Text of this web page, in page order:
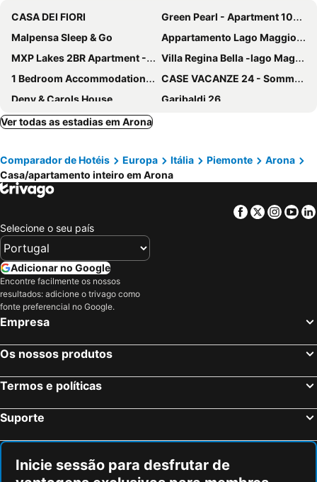
CASA DEI FIORI
Green Pearl - Apartment 100 mt from the lake
Malpensa Sleep & Go
Appartamento Lago Maggiore
MXP Lakes 2BR Apartment - Casa Buda Maggiore, Direct Host
Villa Regina Bella -lago Maggiore-
1 Bedroom Accommodation In Soriso
CASE VACANZE 24 - Somma Lombardo
Deny & Carols House
Garibaldi 26
Ver todas as estadias em Arona
Comparador de Hotéis Europa Itália Piemonte
Arona
Casa/apartamento inteiro em Arona
Facebook
Twitter
Selecione o seu país
Adicionar no Google
Encontre facilmente os nossos
resultados: adicione o trivago como
fonte preferencial no Google.
Empresa
Os nossos produtos
Termos e políticas
Suporte
Inicie sessão para desfrutar de